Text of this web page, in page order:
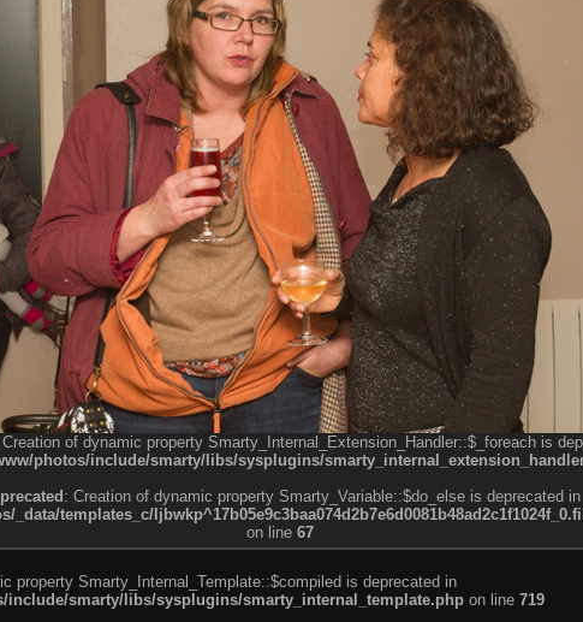
Creation of dynamic property Smarty_Internal_Extension_Handler::$_foreach is
photos/include/smarty/libs/sysplugins/
: Creation of dynamic property Smarty_Variable::$do_else is deprecated in
_data/templates_c/
on line 67
property Smarty_Internal_Template::$compiled is deprecated in
include/smarty/libs/sysplugins/smarty_internal_template.php on line 719